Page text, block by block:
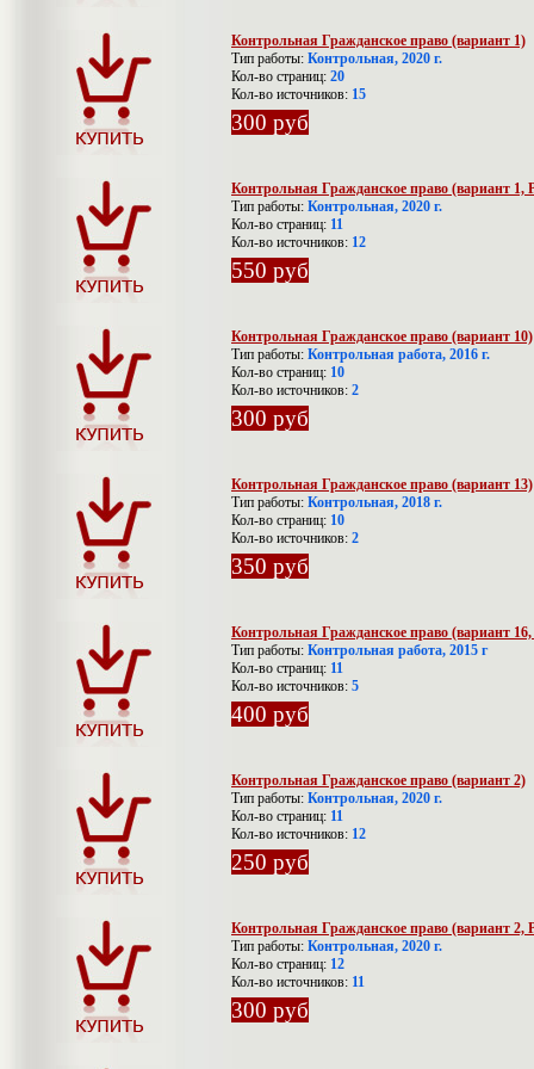
Контрольная Гражданское право (вариант 1)
Тип работы: Контрольная, 2020 г.
Кол-во страниц: 20
Кол-во источников: 15
300 руб
Контрольная Гражданское право (вариант
Тип работы: Контрольная, 2020 г.
Кол-во страниц: 11
Кол-во источников: 12
550 руб
Контрольная Гражданское право (вариант 10)
Тип работы: Контрольная работа, 2016 г.
Кол-во страниц: 10
Кол-во источников: 2
300 руб
Контрольная Гражданское право (вариант 13)
Тип работы: Контрольная, 2018 г.
Кол-во страниц: 10
Кол-во источников: 2
350 руб
Контрольная Гражданское право (вариант
Тип работы: Контрольная работа, 2015 г
Кол-во страниц: 11
Кол-во источников: 5
400 руб
Контрольная Гражданское право (вариант 2)
Тип работы: Контрольная, 2020 г.
Кол-во страниц: 11
Кол-во источников: 12
250 руб
Контрольная Гражданское право (вариант
Тип работы: Контрольная, 2020 г.
Кол-во страниц: 12
Кол-во источников: 11
300 руб